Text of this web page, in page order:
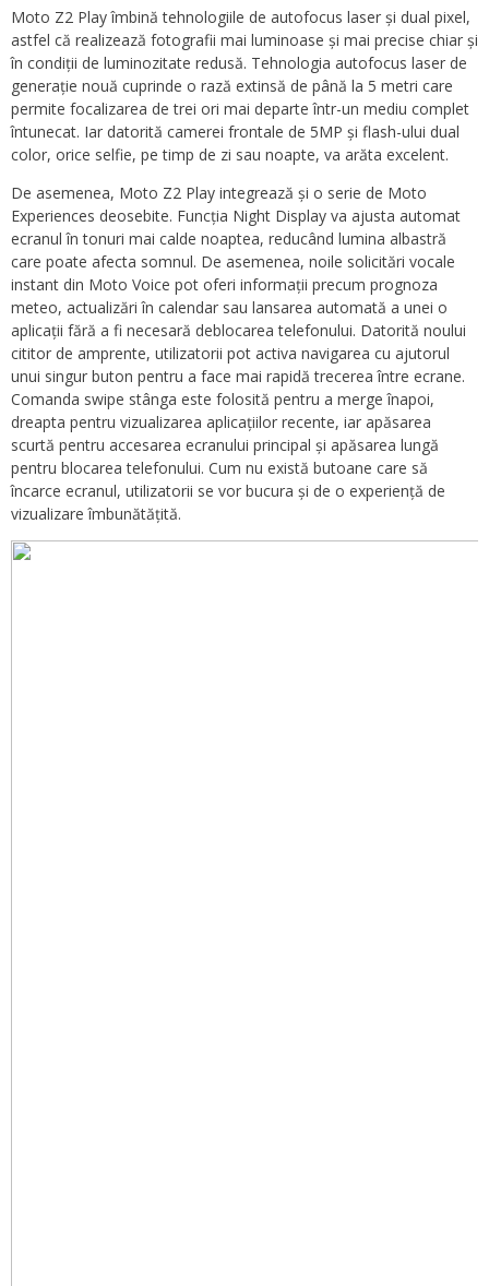
Moto Z2 Play îmbină tehnologiile de autofocus laser și dual pixel,
astfel că realizează fotografii mai luminoase și mai precise chiar și
în condiții de luminozitate redusă. Tehnologia autofocus laser de
generație nouă cuprinde o rază extinsă de până la 5 metri care
permite focalizarea de trei ori mai departe într-un mediu complet
întunecat. Iar datorită camerei frontale de 5MP și flash-ului dual
color, orice selfie, pe timp de zi sau noapte, va arăta excelent.
De asemenea, Moto Z2 Play integrează și o serie de Moto
Experiences deosebite. Funcția Night Display va ajusta automat
ecranul în tonuri mai calde noaptea, reducând lumina albastră
care poate afecta somnul. De asemenea, noile solicitări vocale
instant din Moto Voice pot oferi informații precum prognoza
meteo, actualizări în calendar sau lansarea automată a unei o
aplicații fără a fi necesară deblocarea telefonului. Datorită noului
cititor de amprente, utilizatorii pot activa navigarea cu ajutorul
unui singur buton pentru a face mai rapidă trecerea între ecrane.
Comanda swipe stânga este folosită pentru a merge înapoi,
dreapta pentru vizualizarea aplicațiilor recente, iar apăsarea
scurtă pentru accesarea ecranului principal și apăsarea lungă
pentru blocarea telefonului. Cum nu există butoane care să
încarce ecranul, utilizatorii se vor bucura și de o experiență de
vizualizare îmbunătățită.